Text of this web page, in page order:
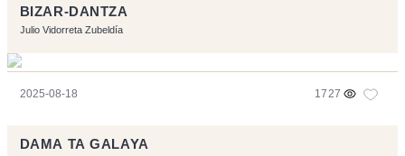
BIZAR-DANTZA
Julio Vidorreta Zubeldía
2025-08-18 1727
DAMA TA GALAYA